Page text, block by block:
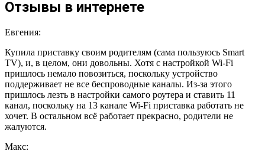
Отзывы в интернете
Евгения:
Купила приставку своим родителям (сама пользуюсь Smart
TV), и, в целом, они довольны. Хотя с настройкой Wi-Fi
пришлось немало повозиться, поскольку устройство
поддерживает не все беспроводные каналы. Из-за этого
пришлось лезть в настройки самого роутера и ставить 11
канал, поскольку на 13 канале Wi-Fi приставка работать не
хочет. В остальном всё работает прекрасно, родители не
жалуются.
Макс: